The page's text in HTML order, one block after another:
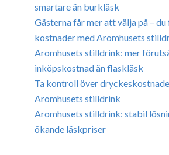
smartare än burkläsk
Gästerna får mer att välja på –
kostnader med Aromhusets
Aromhusets stilldrink: mer
inköpskostnad än flaskläsk
Ta kontroll över
Aromhusets stilldrink
Aromhusets stilldrink: stabil
ökande läskpriser